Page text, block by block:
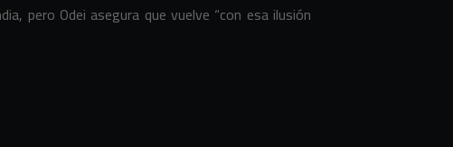
pero Odei asegura que vuelve “con esa ilusión